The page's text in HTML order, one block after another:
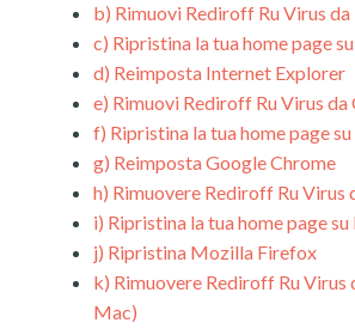
b) Rimuovi Rediroff Ru Virus
c) Ripristina la tua home page
d) Reimposta Internet Explorer
e) Rimuovi Rediroff Ru Virus da
f) Ripristina la tua home page
g) Reimposta Google Chrome
h) Rimuovere Rediroff Ru
i) Ripristina la tua home page
j) Ripristina Mozilla Firefox
k) Rimuovere Rediroff Ru Virus
Mac)